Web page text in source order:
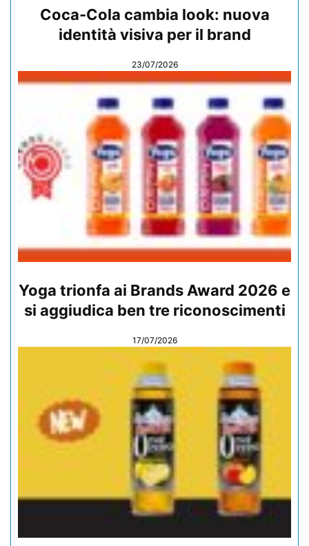
Coca-Cola cambia look: nuova
identità visiva per il brand
23/07/2026
Yoga trionfa ai Brands Award 2026 e
si aggiudica ben tre riconoscimenti
17/07/2026